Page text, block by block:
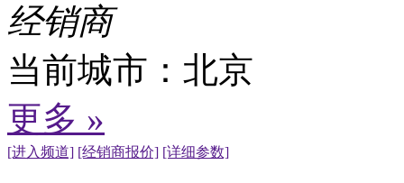
经销商
当前城市： 北京
更多 »
[进入频道] [经销商报价] [详细参数]